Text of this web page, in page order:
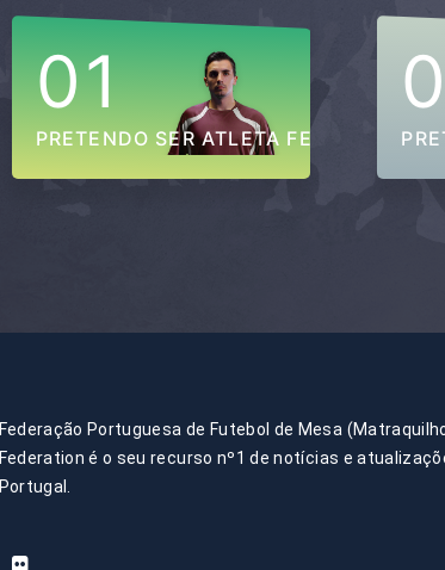
01
PRETENDO SER ATLETA FEDERADO
Federação Portuguesa de Futebol de Mesa
Federation é o seu recurso nº1 de notícias e
Portugal.